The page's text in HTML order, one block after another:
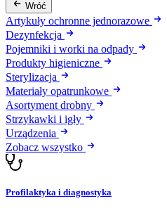
Wróć
Artykuły ochronne jednorazowe
Dezynfekcja
Pojemniki i worki na odpady
Produkty higieniczne
Sterylizacja
Materiały opatrunkowe
Asortyment drobny
Strzykawki i igły
Urządzenia
Zobacz wszystko
Profilaktyka i diagnostyka